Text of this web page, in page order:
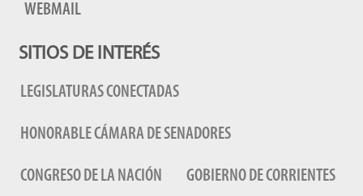
WEBMAIL
SITIOS DE INTERÉS
LEGISLATURAS CONECTADAS
HONORABLE CÁMARA DE SENADORES
CONGRESO DE LA NACIÓN GOBIERNO DE CORRIENTES